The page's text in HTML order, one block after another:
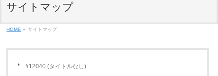
サイトマップ
HOME » サイトマップ
#12040 (タイトルなし)